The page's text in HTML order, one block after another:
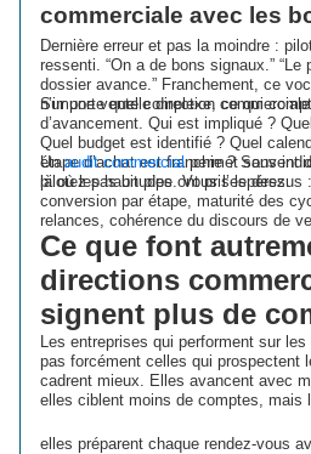
commerciale avec les
Dernière erreur et pas la moindre :
ressenti. “On a de bons signaux.” “Le
dossier avance.” Franchement, ce
n’importe quelle direction
Sur une vente complexe, ce qui
d’avancement. Qui est impliqué ?
Quel budget est identifié ? Quel
étape d’achat est franchie ? Sans
pilotez pas un pipe. Vous l’espérez.
Unaudit commercialpermet souvent
là où les habitudes ont pris le dessus
conversion par étape, maturité des
relances, cohérence du discours de
Ce que font
directions
signent plus de
Les entreprises qui performent sur
pas forcément celles qui prospectent
cadrent mieux. Elles avancent avec
elles ciblent moins de comptes, mais
elles préparent chaque rendez-vous